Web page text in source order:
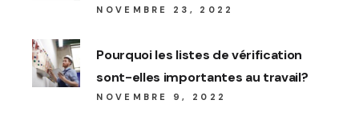
NOVEMBRE 23, 2022
Pourquoi les listes de vérification
sont-elles importantes au travail?
NOVEMBRE 9, 2022